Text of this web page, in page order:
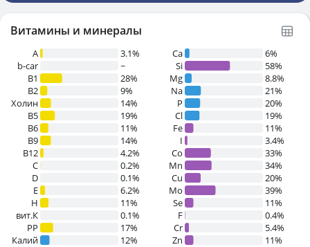
Витамины и минералы
A
3.1%
b-car
~
В1
28%
B2
9%
Холин
14%
B5
19%
B6
11%
B9
14%
B12
4.2%
C
0.2%
D
0.1%
E
6.2%
H
11%
вит.К
0.1%
PP
17%
Калий
12%
Ca
6%
Si
58%
Mg
8.8%
Na
21%
P
20%
Cl
19%
Fe
11%
I
3.4%
Co
33%
Mn
34%
Cu
20%
Mo
39%
Se
11%
F
0.4%
Cr
5.4%
Zn
11%